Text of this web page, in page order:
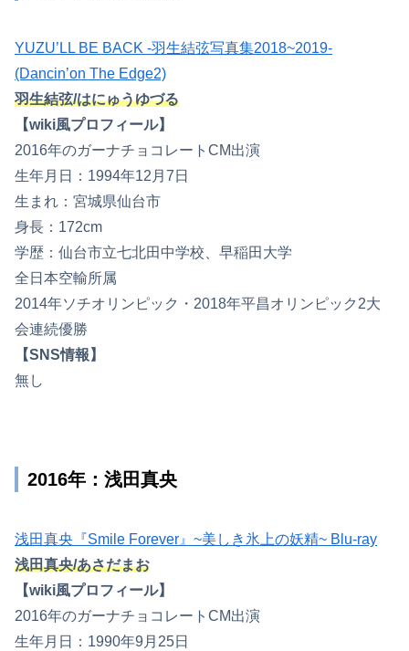
YUZU’LL BE BACK -羽生結弦写真集2018~2019-
(Dancin’on The Edge2)
羽生結弦/はにゅうゆづる
【wiki風プロフィール】
2016年のガーナチョコレートCM出演
生年月日：1994年12月7日
生まれ：宮城県仙台市
身長：172cm
学歴：仙台市立七北田中学校、早稲田大学
全日本空輸所属
2014年ソチオリンピック・2018年平昌オリンピック2大
会連続優勝
【SNS情報】
無し
2016年：浅田真央
浅田真央『Smile Forever』~美しき氷上の妖精~ Blu-ray
浅田真央/あさだまお
【wiki風プロフィール】
2016年のガーナチョコレートCM出演
生年月日：1990年9月25日